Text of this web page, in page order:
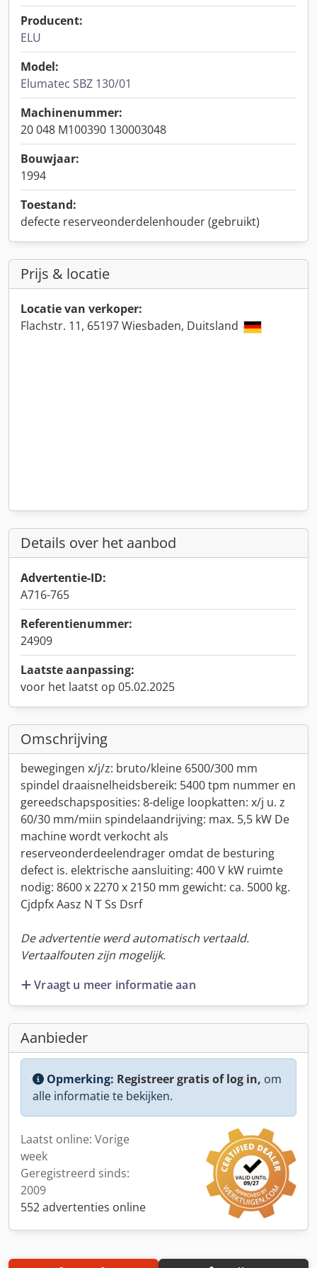
Producent:
ELU
Model:
Elumatec SBZ 130/01
Machinenummer:
20 048 M100390 130003048
Bouwjaar:
1994
Toestand:
defecte reserveonderdelenhouder (gebruikt)
Prijs & locatie
Locatie van verkoper:
Flachstr. 11, 65197 Wiesbaden, Duitsland
Details over het aanbod
Advertentie-ID:
A716-765
Referentienummer:
24909
Laatste aanpassing:
voor het laatst op 05.02.2025
Omschrijving
bewegingen x/j/z: bruto/kleine 6500/300 mm
spindel draaisnelheidsbereik: 5400 tpm nummer en
gereedschapsposities: 8-delige loopkatten: x/j u. z
60/30 mm/miin spindelaandrijving: max. 5,5 kW De
machine wordt verkocht als
reserveonderdeelendrager omdat de besturing
defect is. elektrische aansluiting: 400 V kW ruimte
nodig: 8600 x 2270 x 2150 mm gewicht: ca. 5000 kg.
Cjdpfx Aasz N T Ss Dsrf
De advertentie werd automatisch vertaald.
Vertaalfouten zijn mogelijk.
Vraagt u meer informatie aan
Aanbieder
Opmerking: Registreer gratis of log in, om
alle informatie te bekijken.
Laatst online: Vorige
week
Geregistreerd sinds:
2009
552 advertenties online